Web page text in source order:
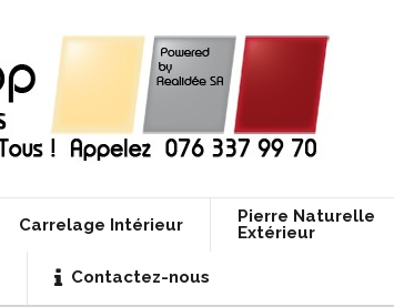
Carrelage Intérieur
Pierre Naturelle
Extérieur
Contactez-nous